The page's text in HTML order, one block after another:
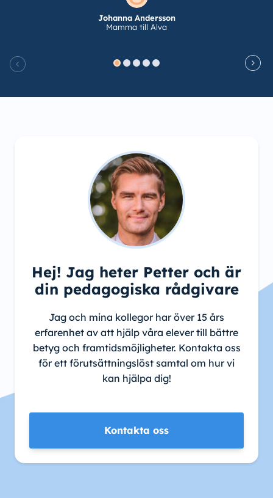
Johanna Andersson
Mamma till Alva
Hej! Jag heter Petter och är
din pedagogiska rådgivare
Jag och mina kollegor har över 15 års
erfarenhet av att hjälp våra elever till bättre
betyg och framtidsmöjligheter. Kontakta oss
för ett förutsättningslöst samtal om hur vi
kan hjälpa dig!
Kontakta oss